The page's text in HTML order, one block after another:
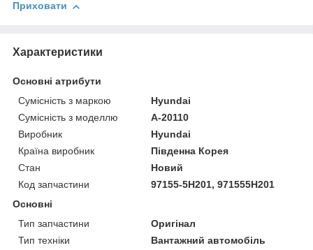
Приховати
Характеристики
Основні атрибути
Сумісність з маркою
Hyundai
Сумісність з моделлю
А-20110
Виробник
Hyundai
Країна виробник
Південна Корея
Стан
Новий
Код запчастини
97155-5H201, 971555H201
Основні
Тип запчастини
Оригінал
Тип техніки
Вантажний автомобіль